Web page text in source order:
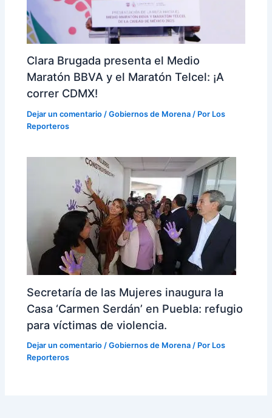
Clara Brugada presenta el Medio
Maratón BBVA y el Maratón Telcel: ¡A
correr CDMX!
Dejar un comentario /Gobiernos de Morena / Por Los
Reporteros
Secretaría de las Mujeres inaugura la
Casa ‘Carmen Serdán’ en Puebla: refugio
para víctimas de violencia.
Dejar un comentario /Gobiernos de Morena / Por Los
Reporteros